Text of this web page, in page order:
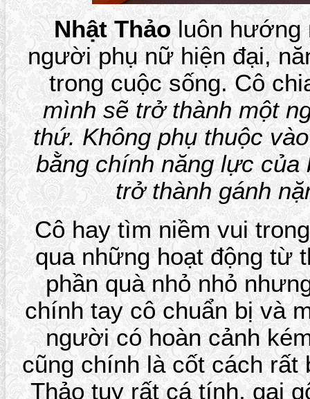
Nhật Thảoluôn hướng
người phụ nữ hiện đại,
trong cuộc sống. Cô
mình sẽ trở thành một
thứ. Không phụ thuộc
bằng chính năng lực
trở thành gánh
Cô hay tìm niềm vui
qua những hoạt động từ
phần quà nhỏ nhỏ
chính tay cô chuẩn bị và
người có hoàn cảnh
cũng chính là cốt cách rất
Thảo tuy rất cá tính, gai